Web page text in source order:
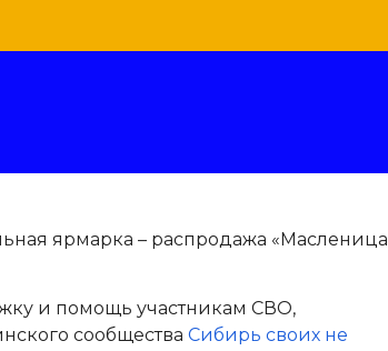
ярмарка – распродажа «Масленица
и помощь участникам СВО,
сообщества Сибирь своих не